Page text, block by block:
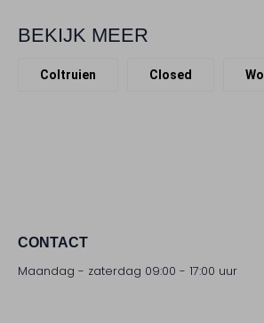
BEKIJK MEER
Coltruien Closed Wol
CONTACT
Maandag - zaterdag 09:00 - 17:00 uur